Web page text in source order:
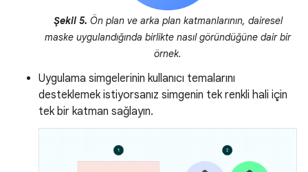
Şekil 5. Ön plan ve arka plan katmanlarının, dairesel
maske uygulandığında birlikte nasıl göründüğüne dair bir
örnek.
Uygulama simgelerinin kullanıcı temalarını
desteklemek istiyorsanız simgenin tek renkli hali için
tek bir katman sağlayın.